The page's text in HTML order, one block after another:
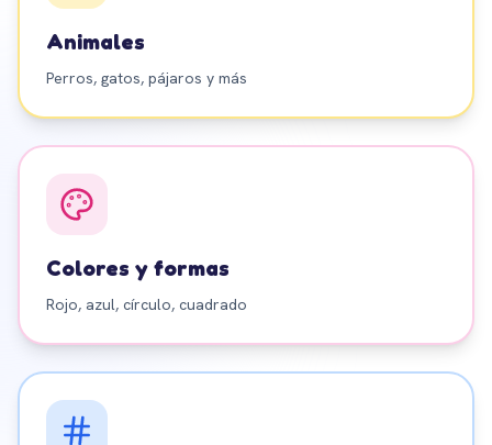
Animales
Perros, gatos, pájaros y más
Colores y formas
Rojo, azul, círculo, cuadrado